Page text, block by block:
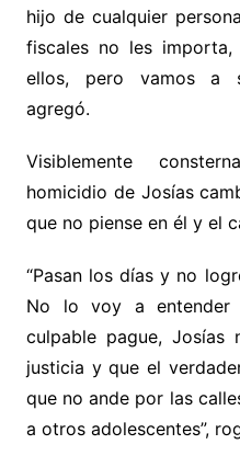
hijo de cualquier
fiscales no les
ellos, pero vamos a
agregó.
Visiblemente
homicidio de Josías
que no piense en él y el
“Pasan los días y no
No lo voy a entender
culpable pague,
justicia y que el
que no ande por las
a otros adolescentes”,